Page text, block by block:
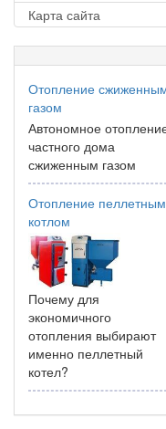
Карта сайта
Отопление
газом
Автономное
частного дома
сжиженным газом
Отопление пеллетным
котлом
Почему для
экономичного
отопления выбирают
именно пеллетный
котел?